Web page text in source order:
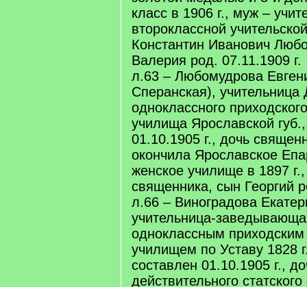
класс в 1906 г., муж –
второклассной
Константин Иванович
Валерия род. 07.11.1909 г.
л.63 – Любомудрова
Сперанская), учительница
одноклассного
училища Ярославской
01.10.1905 г., дочь
окончила Ярославское
женское училище в 1897
священника, сын Георгий
л.66 – Виноградова
учительница-
одноклассным
училищем по Уставу 1828
составлен 01.10.1905 г.,
действительного